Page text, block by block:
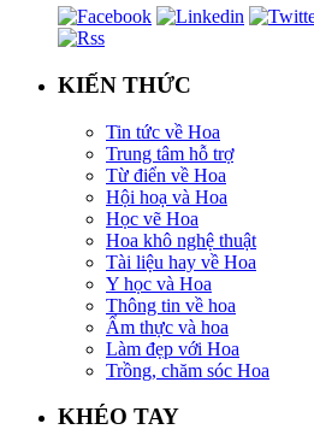
KIẾN THỨC
Tin tức về Hoa
Trung tâm hỗ trợ
Từ điển về Hoa
Hội hoạ và Hoa
Học vẽ Hoa
Hoa khô nghệ thuật
Tài liệu hay về Hoa
Y học và Hoa
Thông tin về hoa
Ẩm thực và hoa
Làm đẹp với Hoa
Trồng, chăm sóc Hoa
KHÉO TAY